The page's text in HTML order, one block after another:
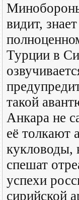
видит,
Турции в
такой
Анкара не
её толкают
кукловоды,
спешат
успехи
сирийской